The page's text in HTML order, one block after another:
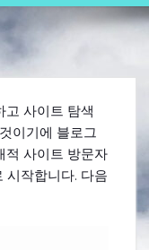
고 사이트 탐색
이기에 블로그
적 사이트 방문자
시작합니다. 다음